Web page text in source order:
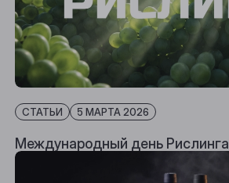
СТАТЬИ 5 МАРТА 2026
Международный день Рислинга